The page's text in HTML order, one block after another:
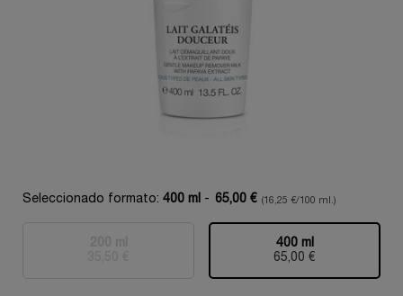
Seleccionado formato: 400 ml - 65,00 € (16,25 €/100 ml.)
Esta variante del producto está agotada, {0}
Selecionado
400 ml
65,00 €
, 2 of 2